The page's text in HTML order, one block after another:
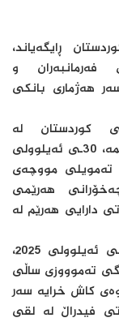
ڕایگەیاند،
و
هەژماری بانکی
کوردستان لە
ڕاگەیەندراوێکدا ئاشکرای کرد، ئەمڕۆ سێشەممە، 30ـی ئەیلوولی
دینار وەک تەمویلی مووچەی
هەرێمی
دارایی هەرێم لە
ئەمە لە کاتێکدایە، ڕۆژی پێنجشەممە، 25ـی ئەیلوولی 2025،
تەموووزی ساڵی
بەشێوەی کاش خرایە سەر
فیدراڵ لە لقی